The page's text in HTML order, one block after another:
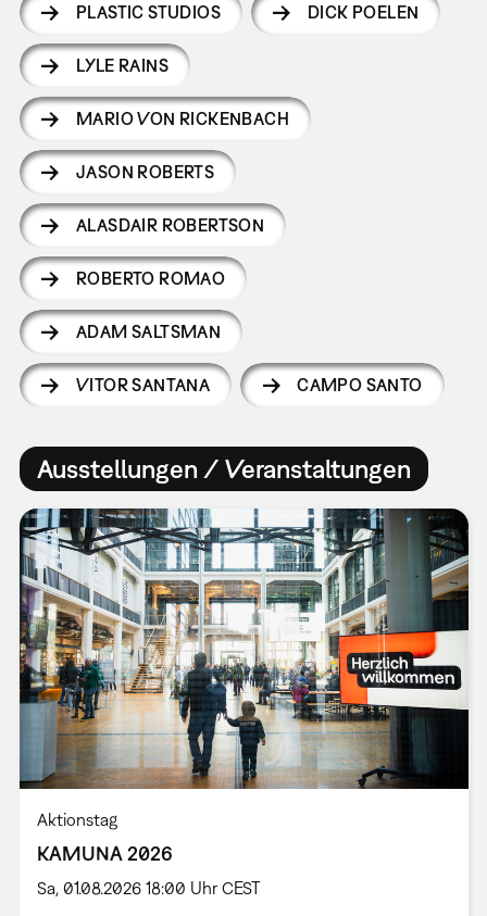
PLASTIC STUDIOS DICK POELEN
LYLE RAINS
MARIO VON RICKENBACH
JASON ROBERTS
ALASDAIR ROBERTSON
ROBERTO ROMAO
ADAM SALTSMAN
VITOR SANTANA CAMPO SANTO
Ausstellungen / Veranstaltungen
Aktionstag
KAMUNA 2026
Sa, 01.08.2026 18:00 Uhr CEST